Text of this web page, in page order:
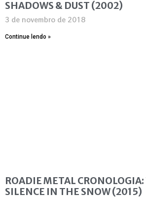
SHADOWS & DUST (2002)
3 de novembro de 2018
Continue lendo »
ROADIE METAL
SILENCE IN THE SNOW (2015)